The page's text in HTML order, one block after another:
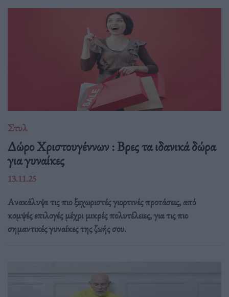
Στυλ
Δώρο Χριστουγέννων : Βρες τα ιδανικά δώρα
για γυναίκες
13.11.25
Ανακάλυψε τις πιο ξεχωριστές γιορτινές προτάσεις, από
κομψές επιλογές μέχρι μικρές πολυτέλειες, για τις πιο
σημαντικές γυναίκες της ζωής σου.